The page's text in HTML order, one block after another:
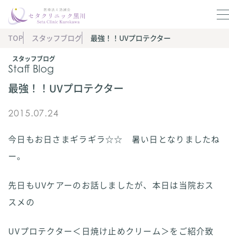
スタッフブログ
Staff Blog
TOP スタッフブログ 最強！！UVプロテクター
最強！！UVプロテクター
2015.07.24
今日もお日さまギラギラ☆☆ 暑い日となりましたね
ー。
先日もUVケアーのお話しましたが、本日は当院おス
スメの
UVプロテクター＜日焼け止めクリーム＞をご紹介致